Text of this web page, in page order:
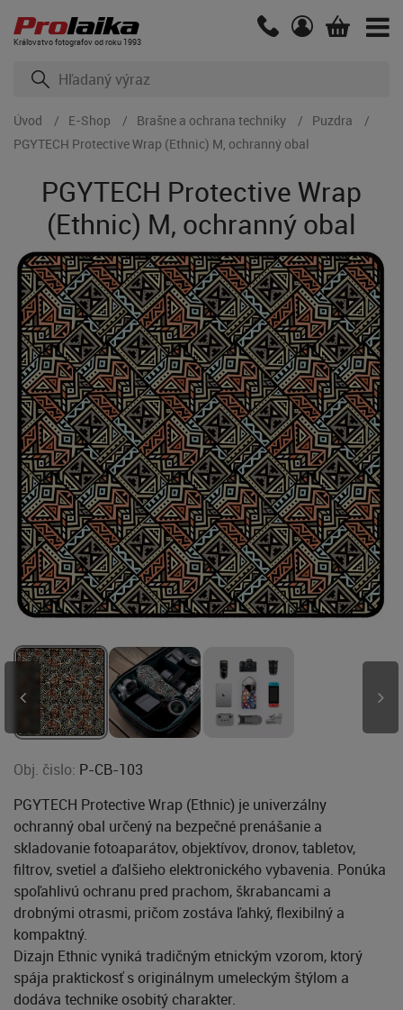
Kráľovstvo fotografov od roku 1993
Úvod E-Shop Brašne a ochrana techniky
Puzdra
PGYTECH Protective Wrap (Ethnic) M, ochranný obal
PGYTECH Protective Wrap
(Ethnic) M, ochranný obal
Obj. čislo: P-CB-103
PGYTECH Protective Wrap (Ethnic) je univerzálny
ochranný obal určený na bezpečné prenášanie a
skladovanie fotoaparátov, objektívov, dronov, tabletov,
filtrov, svetiel a ďalšieho elektronického vybavenia. Ponúka
spoľahlivú ochranu pred prachom, škrabancami a
drobnými otrasmi, pričom zostáva ľahký, flexibilný a
kompaktný.
Dizajn Ethnic vyniká tradičným etnickým vzorom, ktorý
spája praktickosť s originálnym umeleckým štýlom a
dodáva technike osobitý charakter.